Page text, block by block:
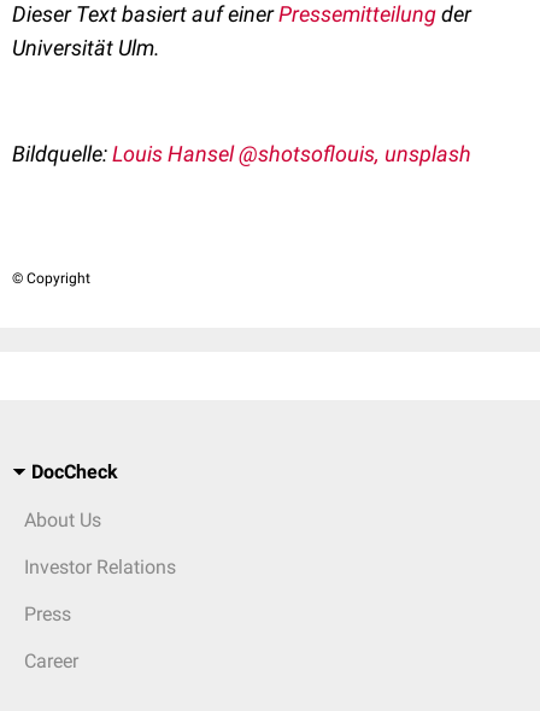
Dieser Text basiert auf einerPressemitteilungder
Universität Ulm.
Bildquelle:Louis Hansel @shotsoflouis, unsplash
© Copyright
DocCheck
About Us
Investor Relations
Press
Career